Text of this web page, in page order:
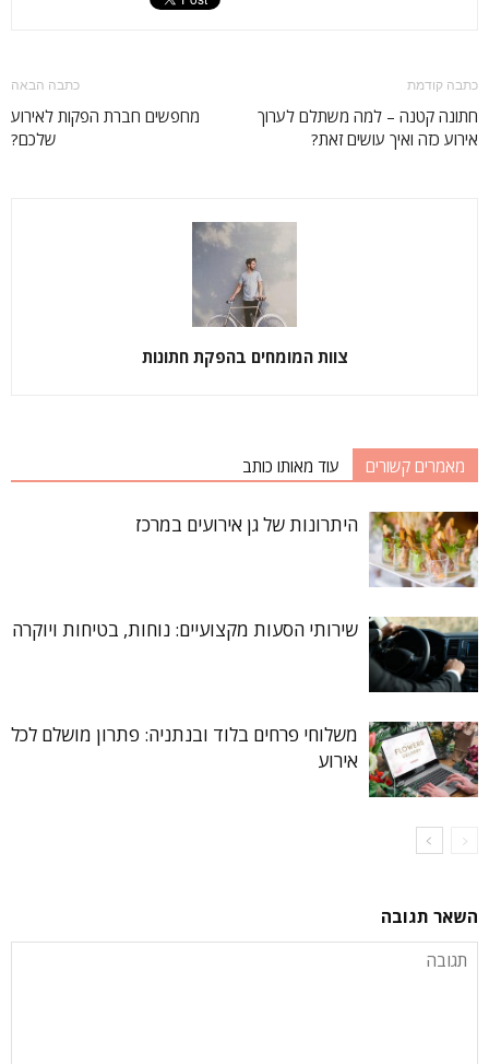
כתבה קודמת
חתונה קטנה – למה משתלם לערוך
אירוע כזה ואיך עושים זאת?
כתבה הבאה
מחפשים חברת הפקות לאירוע
שלכם?
צוות המומחים בהפקת חתונות
מאמרים קשורים עוד מאותו כותב
היתרונות של גן אירועים במרכז
שירותי הסעות מקצועיים: נוחות, בטיחות ויוקרה
משלוחי פרחים בלוד ובנתניה: פתרון מושלם לכל
אירוע
השאר תגובה